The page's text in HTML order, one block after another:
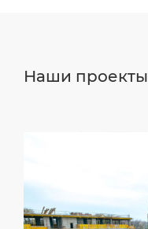
Наши проекты